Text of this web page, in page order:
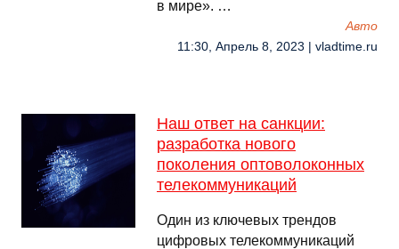
в мире». …
Авто
11:30, Апрель 8, 2023 | vladtime.ru
Наш ответ на санкции:
разработка нового
поколения оптоволоконных
телекоммуникаций
Один из ключевых трендов
цифровых телекоммуникаций